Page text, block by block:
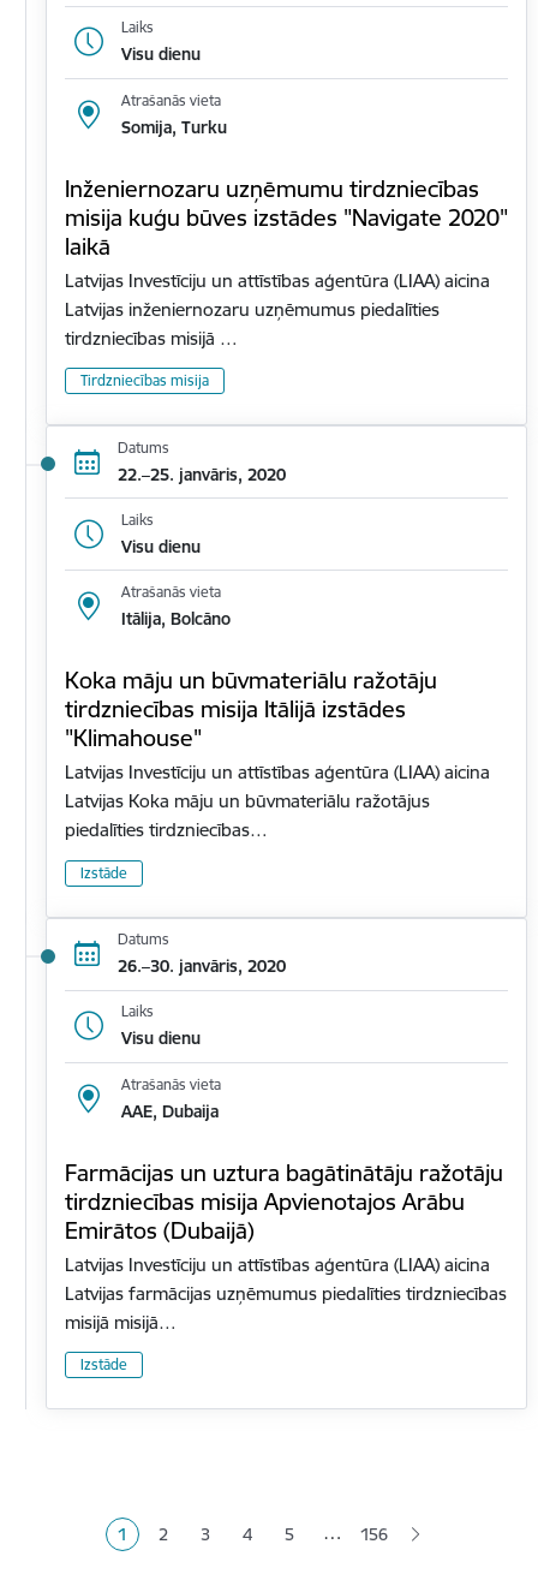
Laiks
Visu dienu
Atrašanās vieta
Somija, Turku
Inženiernozaru uzņēmumu tirdzniecības
misija kuģu būves izstādes "Navigate 2020"
laikā
Latvijas Investīciju un attīstības aģentūra (LIAA) aicina
Latvijas inženiernozaru uzņēmumus piedalīties
tirdzniecības misijā …
Tirdzniecības misija
Datums
22.–25. janvāris, 2020
Laiks
Visu dienu
Atrašanās vieta
Itālija, Bolcāno
Koka māju un būvmateriālu ražotāju
tirdzniecības misija Itālijā izstādes
"Klimahouse"
Latvijas Investīciju un attīstības aģentūra (LIAA) aicina
Latvijas Koka māju un būvmateriālu ražotājus
piedalīties tirdzniecības…
Izstāde
Datums
26.–30. janvāris, 2020
Laiks
Visu dienu
Atrašanās vieta
AAE, Dubaija
Farmācijas un uztura bagātinātāju ražotāju
tirdzniecības misija Apvienotajos Arābu
Emirātos (Dubaijā)
Latvijas Investīciju un attīstības aģentūra (LIAA) aicina
Latvijas farmācijas uzņēmumus piedalīties tirdzniecības
misijā misijā…
Izstāde
Pašreizējā lapa
1 Lapa
2 Lapa
3 Lapa
4 Lapa
5 … 156